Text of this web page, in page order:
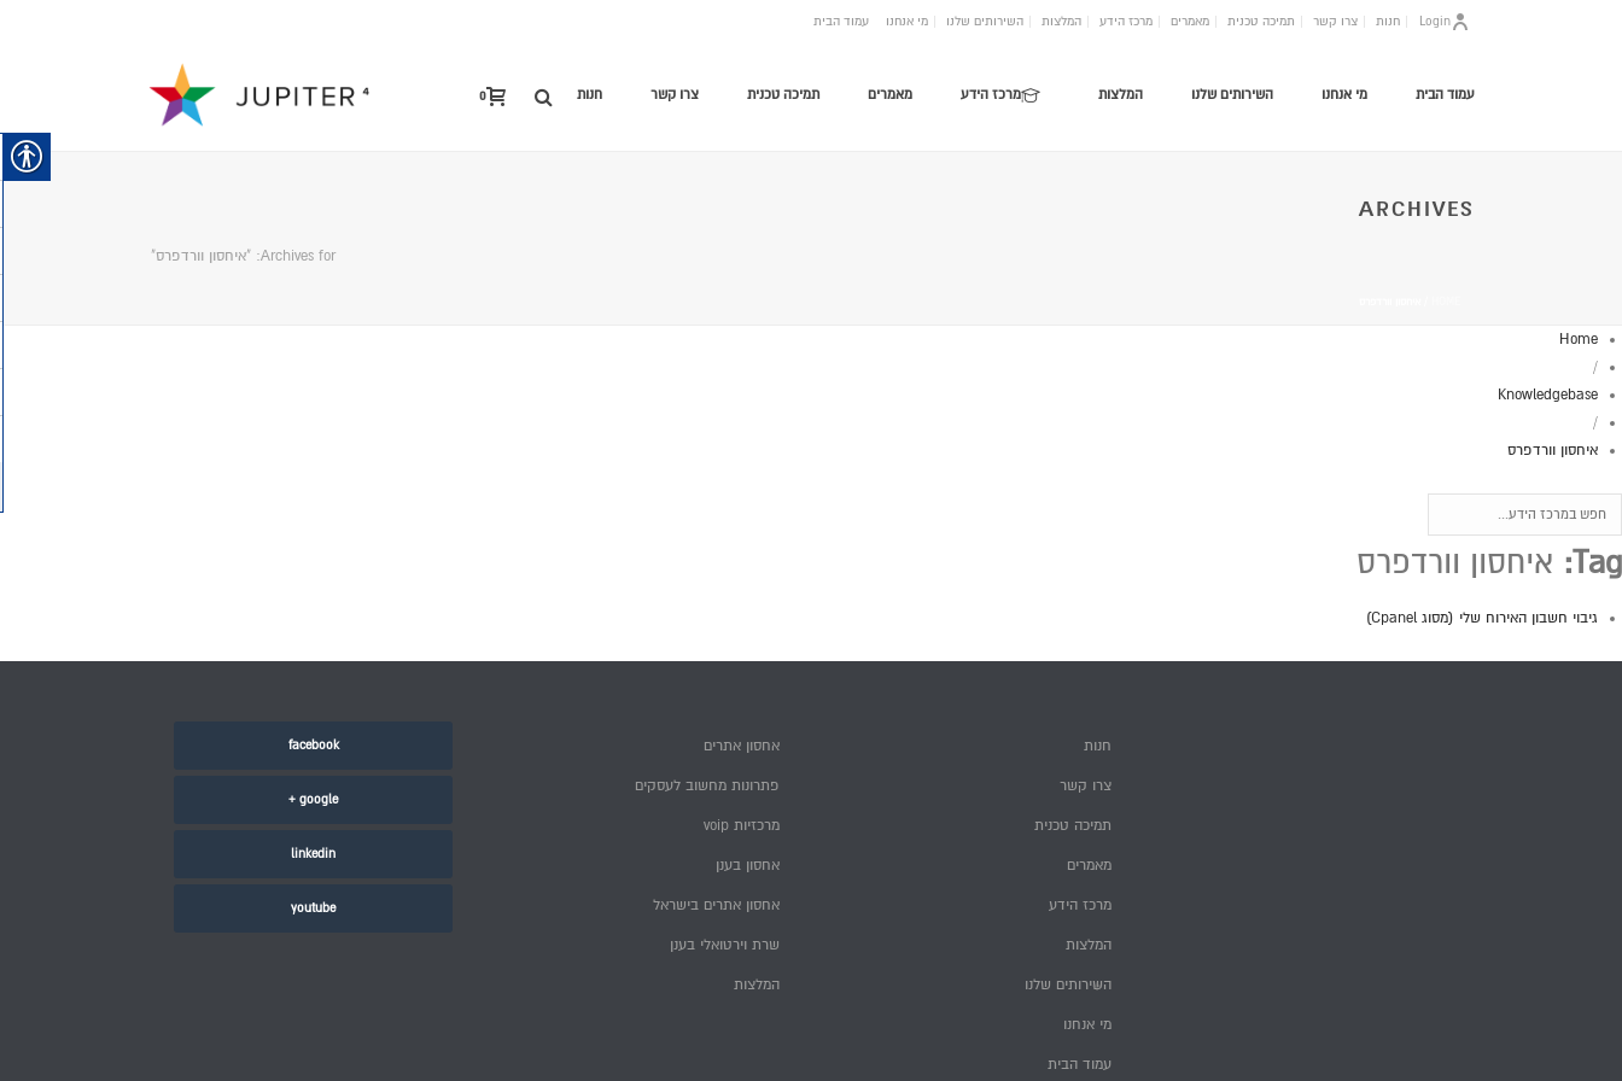
חנות צרו קשר תמיכה טכנית מאמרים מרכז הידע המלצות השירותים שלנו מי אנחנו עמוד הבית Login
חנות צרו קשר תמיכה טכנית מאמרים מרכז הידע המלצות השירותים שלנו מי אנחנו עמוד הבית 0
ARCHIVES
Archives for: "איחסון וורדפרס"
Home
/
Knowledgebase
/
איחסון וורדפרס
Tag: איחסון וורדפרס
גיבוי חשבון האירוח שלי (מסוג Cpanel)
facebook
google +
linkedin
youtube
אחסון אתרים
פתרונות מחשוב לעסקים
מרכזיות voip
אחסון בענן
אחסון אתרים בישראל
שרת וירטואלי בענן
המלצות
חנות
צרו קשר
תמיכה טכנית
מאמרים
מרכז הידע
המלצות
השירותים שלנו
מי אנחנו
עמוד הבית